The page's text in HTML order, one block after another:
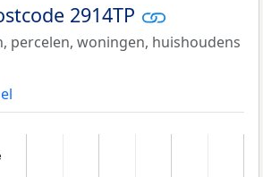
2914TP
percelen, woningen, huishoudens